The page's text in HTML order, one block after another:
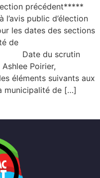
précédent*****
public d’élection
les dates des sections
de
du scrutin
Poirier,
éléments suivants aux
municipalité de […]